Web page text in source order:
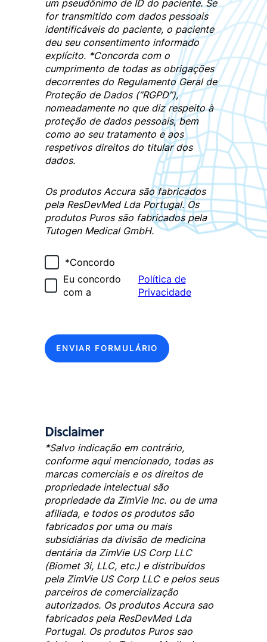
um pseudônimo de ID do paciente. Se
for transmitido com dados pessoais
identificáveis ​​do paciente, o paciente
deu seu consentimento informado
explícito. *Concorda com o
cumprimento de todas as obrigações
decorrentes do Regulamento Geral de
Proteção de Dados (“RGPD”),
nomeadamente no que diz respeito à
proteção de dados pessoais, bem
como ao seu tratamento e aos
respetivos direitos do titular dos
dados.
Os produtos Accurasão fabricados
pela ResDevMed Lda Portugal. Os
produtos Purossão fabricados pela
Tutogen Medical GmbH.
*Concordo
Eu concordo
com a
Política de
Privacidade
ENVIAR FORMULÁRIO
Disclaimer
*Salvo indicação em contrário,
conforme aqui mencionado, todas as
marcas comerciais e os direitos de
propriedade intelectual são
propriedade da ZimVie Inc. ou de uma
afiliada, e todos os produtos são
fabricados por uma ou mais
subsidiárias da divisão de medicina
dentária da ZimVie US Corp LLC
(Biomet 3i, LLC, etc.) e distribuídos
pela ZimVie US Corp LLC e pelos seus
parceiros de comercialização
autorizados. Os produtos Accura sao
fabricados pela ResDevMed Lda
Portugal. Os produtos Puros sao